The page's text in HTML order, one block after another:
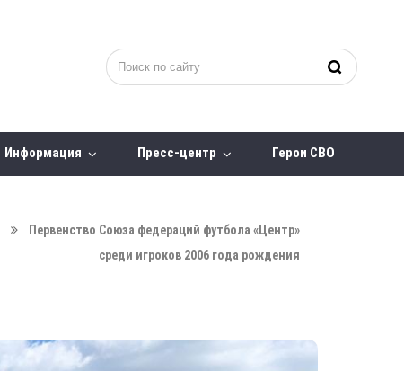
Информация Пресс-центр Герои СВО
Первенство Союза федераций футбола «Центр»
среди игроков 2006 года рождения